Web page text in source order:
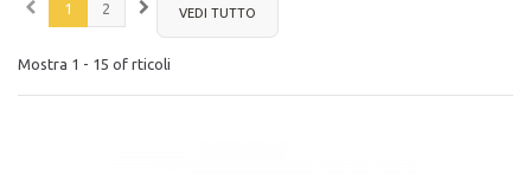
VEDI TUTTO
1 2
Mostra 1 - 15 of rticoli